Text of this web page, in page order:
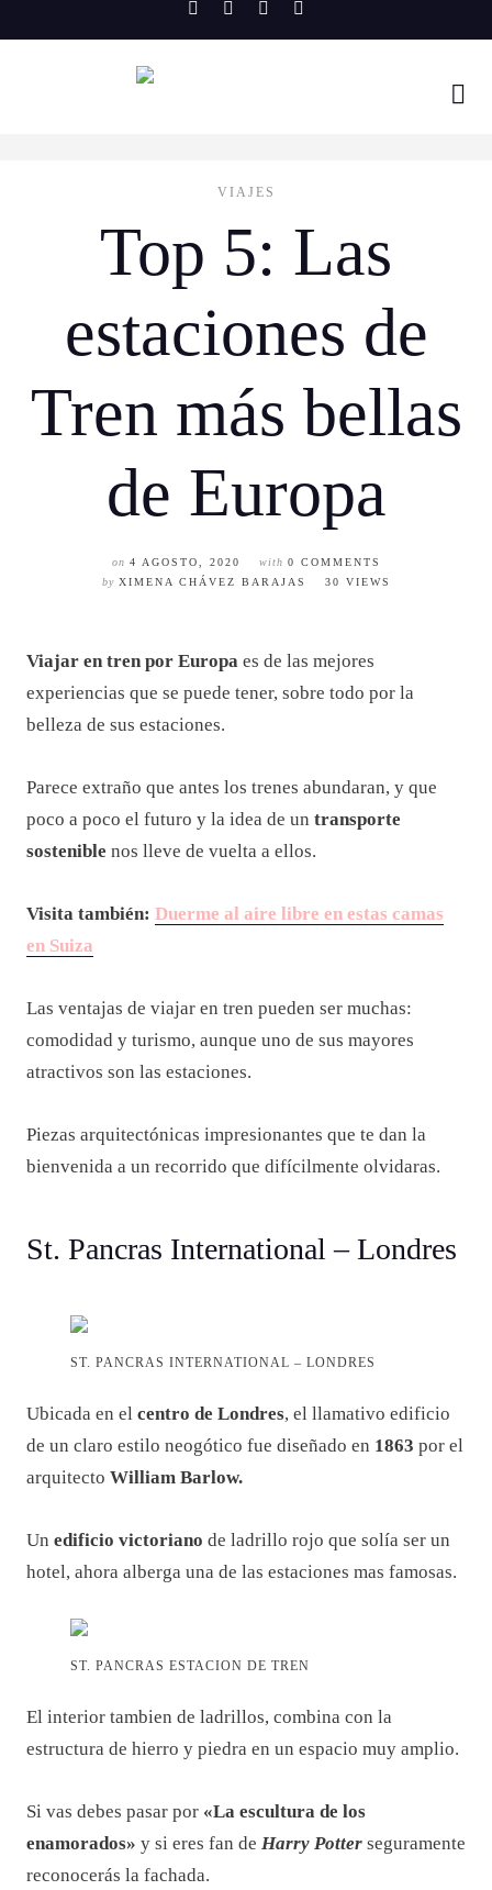
to
VIAJES
Top 5: Las
estaciones de
Tren más bellas
de Europa
on 4 AGOSTO, 2020 with 0 COMMENTS
by XIMENA CHÁVEZ BARAJAS 30 VIEWS
Viajar en tren por Europa es de las mejores
experiencias que se puede tener, sobre todo por la
belleza de sus estaciones.
Parece extraño que antes los trenes abundaran, y que
poco a poco el futuro y la idea de un transporte
sostenible nos lleve de vuelta a ellos.
Visita también: Duerme al aire libre en estas camas
en Suiza
Las ventajas de viajar en tren pueden ser muchas:
comodidad y turismo, aunque uno de sus mayores
atractivos son las estaciones.
Piezas arquitectónicas impresionantes que te dan la
bienvenida a un recorrido que difícilmente olvidaras.
St. Pancras International – Londres
ST. PANCRAS INTERNATIONAL – LONDRES
Ubicada en el centro de Londres, el llamativo edificio
de un claro estilo neogótico fue diseñado en 1863 por el
arquitecto William Barlow.
Un edificio victoriano de ladrillo rojo que solía ser un
hotel, ahora alberga una de las estaciones mas famosas.
ST. PANCRAS ESTACION DE TREN
El interior tambien de ladrillos, combina con la
estructura de hierro y piedra en un espacio muy amplio.
Si vas debes pasar por «La escultura de los
enamorados» y si eres fan de Harry Potter seguramente
reconocerás la fachada.